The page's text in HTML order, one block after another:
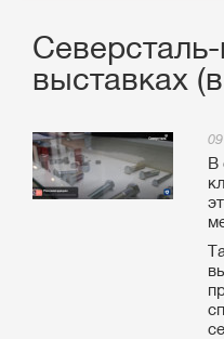
выставках
В